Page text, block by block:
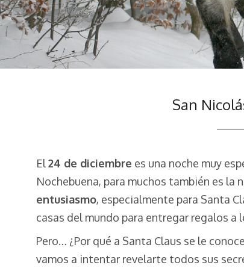
San
El24 de diciembre es una noche muy
Nochebuena, para muchos también es la
entusiasmo, especialmente para Santa
casas del mundo para entregar regalos a
Pero… ¿Por qué a Santa Claus se le
vamos a intentar revelarte todos sus